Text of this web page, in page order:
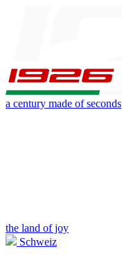
a century made of seconds
the land of joy
Schweiz